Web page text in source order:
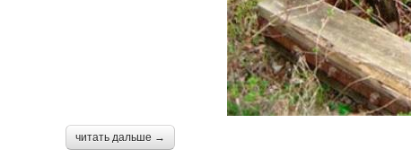
читать дальше →